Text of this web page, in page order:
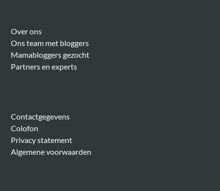
Over ons
Ons team met bloggers
Mamabloggers gezocht
Partners en experts
Contactgegevens
Colofon
Privacy statement
Algemene voorwaarden